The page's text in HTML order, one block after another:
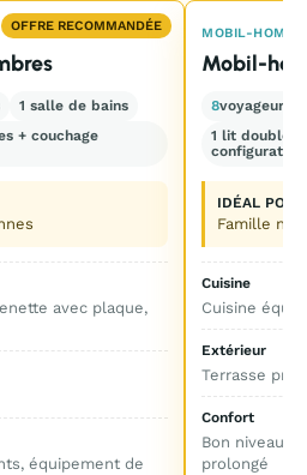
OFFRE RECOMMANDÉE
1 salle de bains
+ couchage
avec plaque,
équipement de
MOBIL-HOME
Mobil-
8voyageurs
1 lit double
configuration
IDÉAL POUR
Famille
Cuisine
Cuisine
Extérieur
Terrasse
Confort
Bon niveau
prolongé